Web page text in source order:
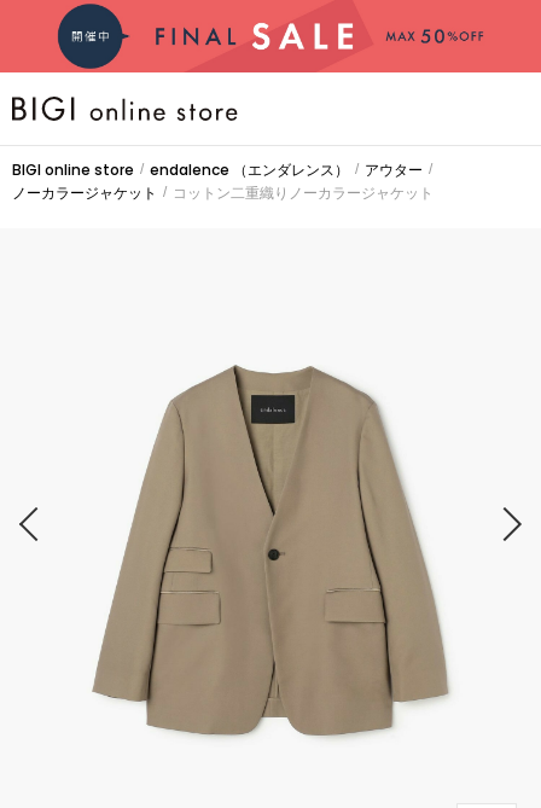
BRAND
COMING SOON
PRE ORDER
COORDINATE
BIGI online store / endalence （エンダレンス） / アウター /
ノーカラージャケット / コットン二重織りノーカラージャケット